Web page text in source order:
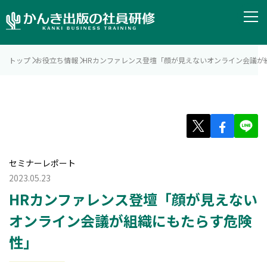
トップ お役立ち情報 HRカンファレンス登壇「顔が見えないオンライン会議
セミナーレポート
2023.05.23
HRカンファレンス登壇「顔が見えない
オンライン会議が組織にもたらす危険
性」